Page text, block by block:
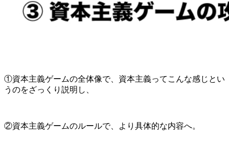
①資本主義ゲームの全体像で、資本主義ってこんな感じとい
うのをざっくり説明し、
②資本主義ゲームのルールで、より具体的な内容へ。